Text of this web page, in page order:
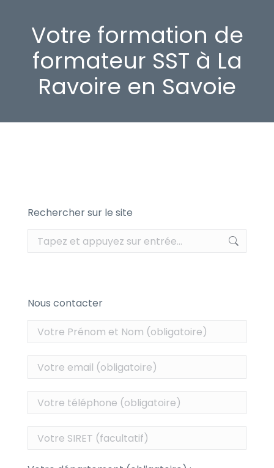
Votre formation de
formateur SST à La
Ravoire en Savoie
Rechercher sur le site
Recherche
:
Nous contacter